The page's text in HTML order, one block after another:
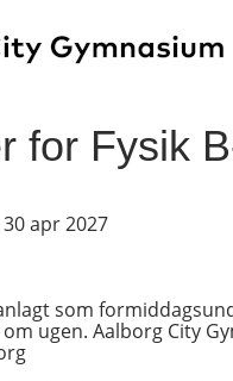
for Fysik
apr 2027
som
ugen. Aalborg City